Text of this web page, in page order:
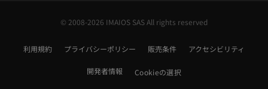
© 2008-2026 IMAIOS SAS All rights reserved
利用規約 プライバシーポリシー 販売条件 アクセシビリティ
開発者情報 Cookieの選択